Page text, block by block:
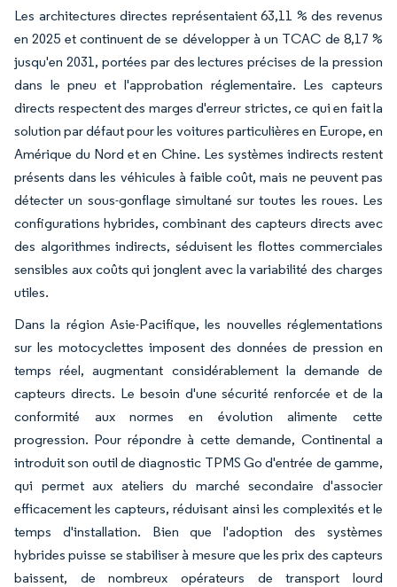
Les architectures directes représentaient 63,11 % des revenus
en 2025 et continuent de se développer à un TCAC de 8,17 %
jusqu'en 2031, portées par des lectures précises de la pression
dans le pneu et l'approbation réglementaire. Les capteurs
directs respectent des marges d'erreur strictes, ce qui en fait la
solution par défaut pour les voitures particulières en Europe, en
Amérique du Nord et en Chine. Les systèmes indirects restent
présents dans les véhicules à faible coût, mais ne peuvent pas
détecter un sous-gonflage simultané sur toutes les roues. Les
configurations hybrides, combinant des capteurs directs avec
des algorithmes indirects, séduisent les flottes commerciales
sensibles aux coûts qui jonglent avec la variabilité des charges
utiles.
Dans la région Asie-Pacifique, les nouvelles réglementations
sur les motocyclettes imposent des données de pression en
temps réel, augmentant considérablement la demande de
capteurs directs. Le besoin d'une sécurité renforcée et de la
conformité aux normes en évolution alimente cette
progression. Pour répondre à cette demande, Continental a
introduit son outil de diagnostic TPMS Go d'entrée de gamme,
qui permet aux ateliers du marché secondaire d'associer
efficacement les capteurs, réduisant ainsi les complexités et le
temps d'installation. Bien que l'adoption des systèmes
hybrides puisse se stabiliser à mesure que les prix des capteurs
baissent, de nombreux opérateurs de transport lourd